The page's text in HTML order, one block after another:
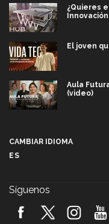
¿Quieres
El joven
Aula
(video)
2026!
CAMBIAR IDIOMA
ES
Síguenos